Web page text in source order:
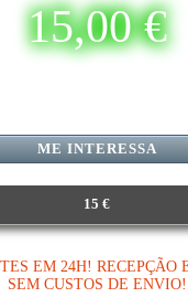
15,00 €
15 €
Valor:83 900 Pontos
Data final:01/09/2026
ME INTERESSA
EM 24H! RECEPÇÃO
SEM CUSTOS DE ENVIO!